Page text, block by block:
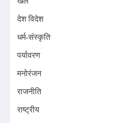
देश विदेश
धर्म-संस्कृति
पर्यावरण
मनोरंजन
राजनीति
राष्ट्रीय